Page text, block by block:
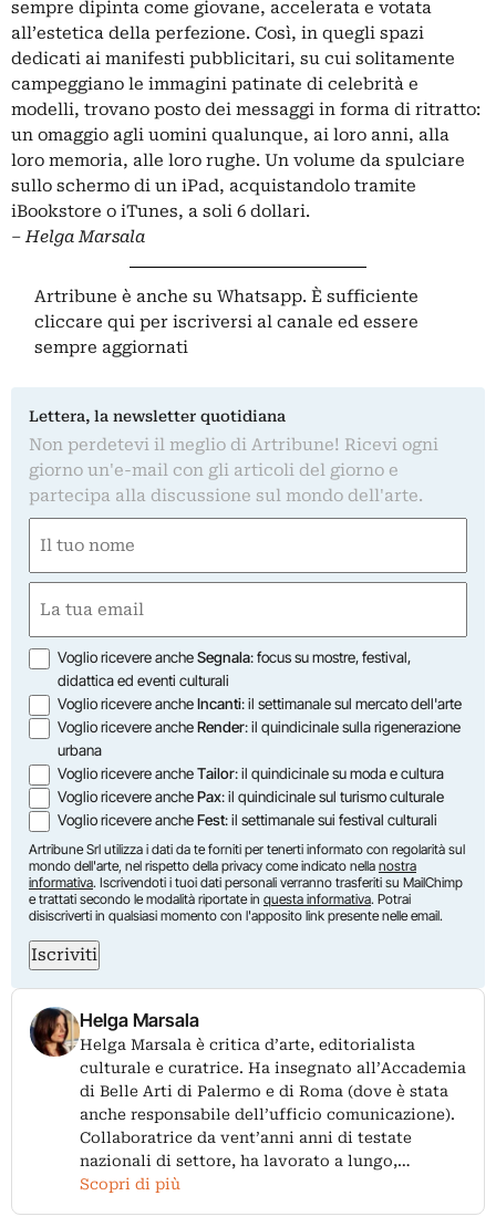
sempre dipinta come giovane, accelerata e votata
all’estetica della perfezione. Così, in quegli spazi
dedicati ai manifesti pubblicitari, su cui solitamente
campeggiano le immagini patinate di celebrità e
modelli, trovano posto dei messaggi in forma di ritratto:
un omaggio agli uomini qualunque, ai loro anni, alla
loro memoria, alle loro rughe. Un volume da spulciare
sullo schermo di un iPad, acquistandolo tramite
iBookstore o iTunes, a soli 6 dollari.
– Helga Marsala
Artribune è anche su Whatsapp. È sufficiente
cliccare qui per iscriversi al canale ed essere
sempre aggiornati
Lettera, la newsletter quotidiana
Non perdetevi il meglio di Artribune! Ricevi ogni
giorno un'e-mail con gli articoli del giorno e
partecipa alla discussione sul mondo dell'arte.
(Required)
First
(Required)
Opzioni
Voglio ricevere ancheSegnala: focus su mostre, festival,
didattica ed eventi culturali
Voglio ricevere ancheIncanti: il settimanale sul mercato dell'arte
Voglio ricevere ancheRender: il quindicinale sulla rigenerazione
urbana
Voglio ricevere ancheTailor: il quindicinale su moda e cultura
Voglio ricevere anchePax: il quindicinale sul turismo culturale
Voglio ricevere ancheFest: il settimanale sui festival culturali
Artribune Srl utilizza i dati da te forniti per tenerti informato con regolarità sul
mondo dell'arte, nel rispetto della privacy come indicato nella nostra
informativa. Iscrivendoti i tuoi dati personali verranno trasferiti su MailChimp
e trattati secondo le modalità riportate in questa informativa. Potrai
disiscriverti in qualsiasi momento con l'apposito link presente nelle email.
Iscriviti
Helga Marsala
Helga Marsala è critica d’arte, editorialista
culturale e curatrice. Ha insegnato all’Accademia
di Belle Arti di Palermo e di Roma (dove è stata
anche responsabile dell’ufficio comunicazione).
Collaboratrice da vent’anni anni di testate
nazionali di settore, ha lavorato a lungo,…
Scopri di più